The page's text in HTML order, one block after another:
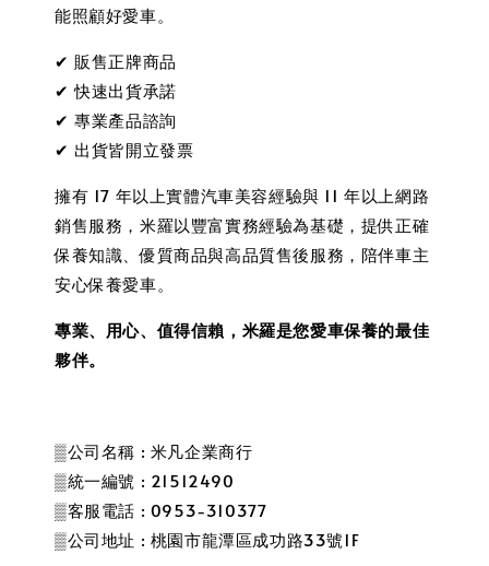
能照顧好愛車。
✔ 販售正牌商品
✔ 快速出貨承諾
✔ 專業產品諮詢
✔ 出貨皆開立發票
擁有 17 年以上實體汽車美容經驗與 11 年以上網路
銷售服務，米羅以豐富實務經驗為基礎，提供正確
保養知識、優質商品與高品質售後服務，陪伴車主
安心保養愛車。
專業、用心、值得信賴，米羅是您愛車保養的最佳
夥伴。
▒公司名稱 : 米凡企業商行
▒統一編號 : 21512490
▒客服電話 : 0953-310377
▒公司地址 : 桃園市龍潭區成功路33號1F